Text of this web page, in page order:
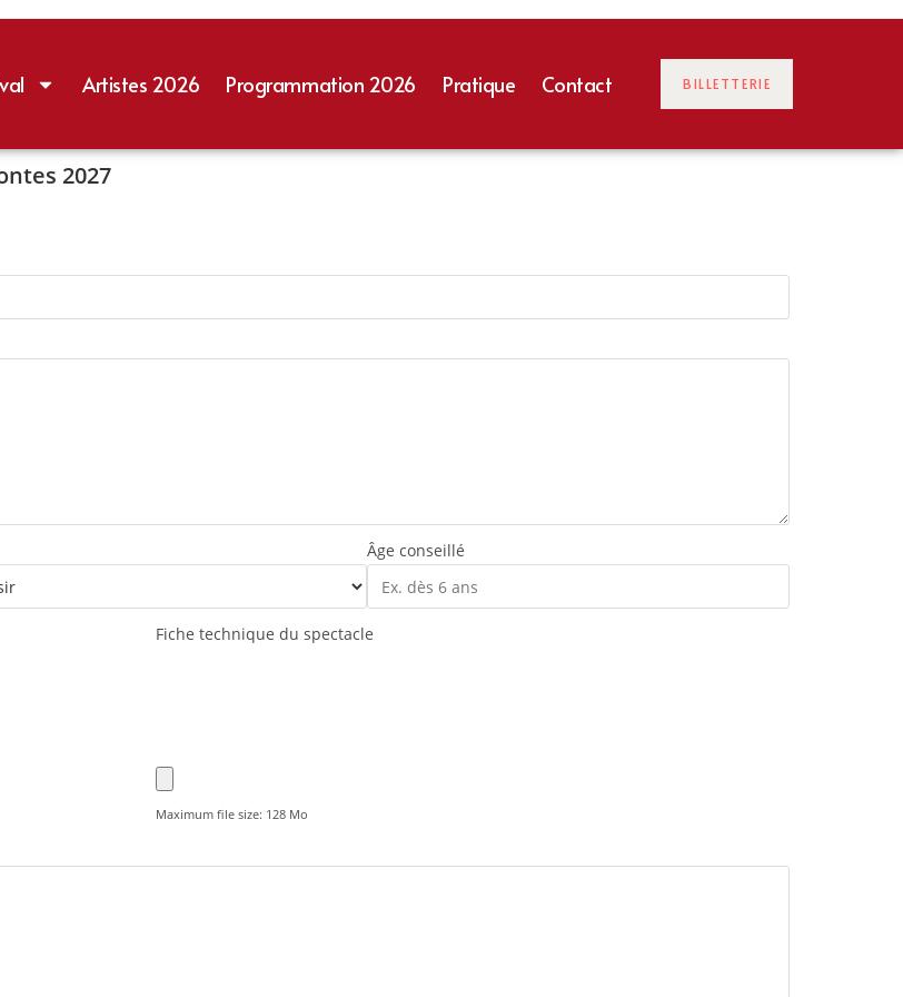
Artistes 2026 Programmation 2026 Pratique Contact BILLETTERIE
2027
Âge conseillé
Fiche technique du spectacle
Maximum file size: 128 Mo